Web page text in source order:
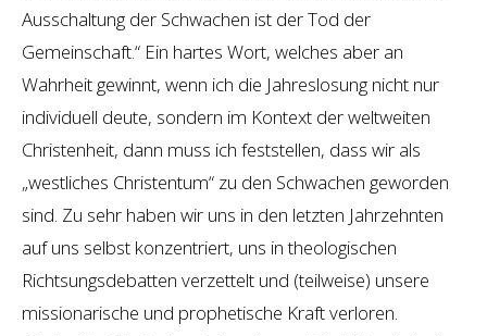
Ausschaltung der Schwachen ist der Tod der
Gemeinschaft.“ Ein hartes Wort, welches aber an
Wahrheit gewinnt, wenn ich die Jahreslosung nicht nur
individuell deute, sondern im Kontext der weltweiten
Christenheit, dann muss ich feststellen, dass wir als
„westliches Christentum“ zu den Schwachen geworden
sind. Zu sehr haben wir uns in den letzten Jahrzehnten
auf uns selbst konzentriert, uns in theologischen
Richtsungsdebatten verzettelt und (teilweise) unsere
missionarische und prophetische Kraft verloren.